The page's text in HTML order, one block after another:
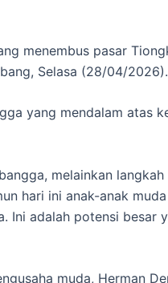
menembus pasar
Selasa (28/04/2026).
yang mendalam atas
melainkan langkah
hari ini anak-anak
Ini adalah potensi besar
muda, Herman